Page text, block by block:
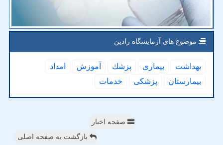
موضوع های آزمایشگاه رادین
بهداشت بیماری پزشك آموزش
امداد
بیمارستان
پزشكی خدمات
صفحه اخبار
بازگشت به صفحه اصلی